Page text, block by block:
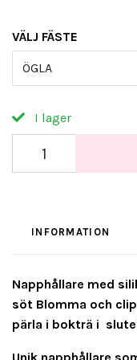
VÄLJ FÄSTE
ÖGLA
I lager
INFORMATION
Napphållare med
söt Blomma och
pärla i bokträ i